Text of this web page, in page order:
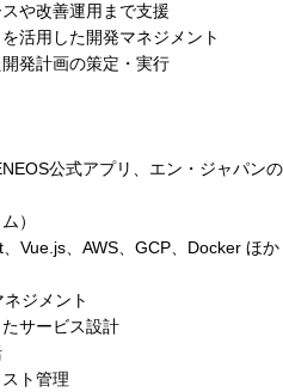
や改善運用まで支援
活用した開発マネジメント
発計画の策定・実行
公式アプリ、エン・ジャパンの
）
Vue.js、AWS、GCP、Docker ほか
ジメント
サービス設計
ト管理